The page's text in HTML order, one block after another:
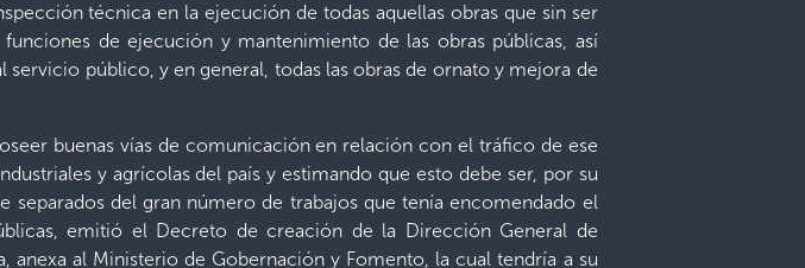
técnica en la ejecución de todas aquellas obras que sin ser
de ejecución y mantenimiento de las obras públicas, así
público, y en general, todas las obras de ornato y mejora de
buenas vías de comunicación en relación con el tráfico de ese
y agrícolas del país y estimando que esto debe ser, por su
del gran número de trabajos que tenía encomendado el
emitió el Decreto de creación de la Dirección General de
al Ministerio de Gobernación y Fomento, la cual tendría a su